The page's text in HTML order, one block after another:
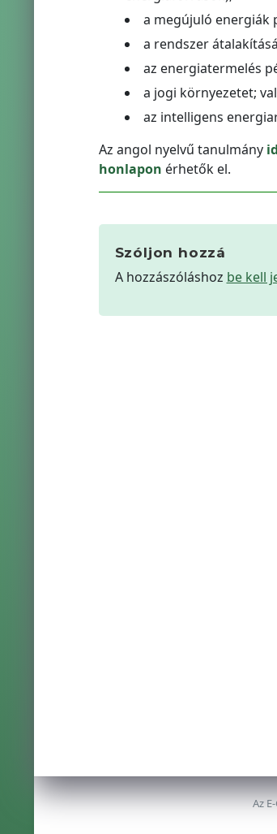
a megújuló energiák
a rendszer
az energiatermelés
a jogi környezetet;
az intelligens
Az angol nyelvű tanulmány
honlapon érhetők el.
Szóljon hozzá
A hozzászóláshoz be kell
Az